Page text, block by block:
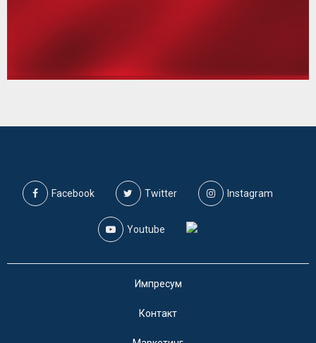
Facebook Twitter Instagram
Youtube
Импресум
Контакт